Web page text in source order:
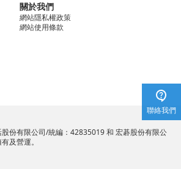
關於我們
網站隱私權政策
網站使用條款
份有限公司/統編：42835019 和 宏碁股份有限公
及營運。
聯絡我們